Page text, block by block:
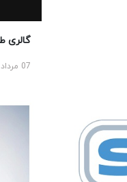
گالری طلا
07 مرداد 1405